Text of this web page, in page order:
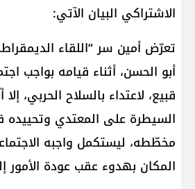
الاشتراكي البيان الآتي:
تعرّض أمين سر “اللقاء
أبو الحسن، أثناء قيامه بواجب
قبيع، لاعتداء بالسلاح الحربي،
السيطرة على المعتدي وتحييده
مخطّطه، ليستكمل واجبه
المكان بهدوء عقب عودة الأمور